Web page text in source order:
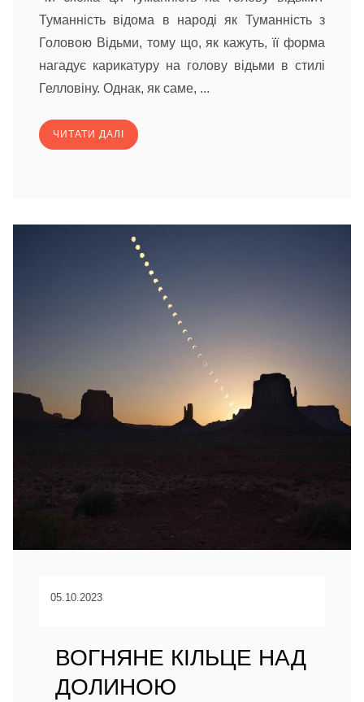
Туманність відома в народі як Туманність з
Головою Відьми, тому що, як кажуть, її форма
нагадує карикатуру на голову відьми в стилі
Гелловіну. Однак, як саме, ...
ЧИТАТИ ДАЛІ
05.10.2023
ВОГНЯНЕ КІЛЬЦЕ НАД
ДОЛИНОЮ